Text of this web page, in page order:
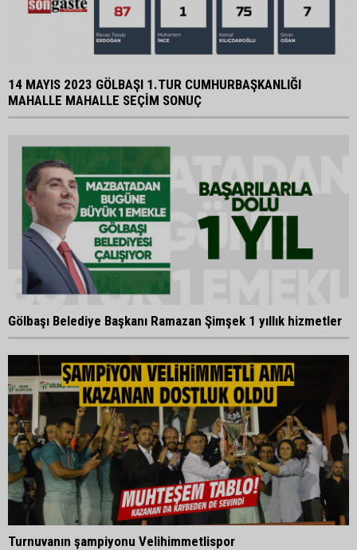
14 MAYIS 2023 GÖLBAŞI 1.TUR CUMHURBAŞKANLIĞI
MAHALLE MAHALLE SEÇİM SONUÇ
Gölbaşı Belediye Başkanı Ramazan Şimşek 1 yıllık hizmetler
Turnuvanın şampiyonu Velihimmetlispor